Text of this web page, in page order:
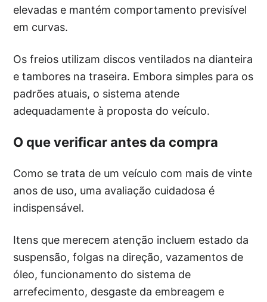
elevadas e mantém comportamento previsível
em curvas.
Os freios utilizam discos ventilados na dianteira
e tambores na traseira. Embora simples para os
padrões atuais, o sistema atende
adequadamente à proposta do veículo.
O que verificar antes da compra
Como se trata de um veículo com mais de vinte
anos de uso, uma avaliação cuidadosa é
indispensável.
Itens que merecem atenção incluem estado da
suspensão, folgas na direção, vazamentos de
óleo, funcionamento do sistema de
arrefecimento, desgaste da embreagem e